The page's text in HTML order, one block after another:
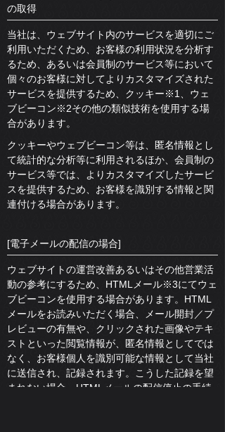
の取得
当社は、ウェブサイト内のサービスを適切にご
利用いただくため、お客様の利用状況を分析す
るため、あるいは会員制のサービス等において
個々のお客様に対してよりカスタマイズされた
サービスを提供するため、クッキー※1、ウェ
ブビーコン※2その他の類似技術を使用する場
合があります。
クッキーやウェブビーコン等は、匿名情報とし
て統計的な分析等に利用されるほか、会員制の
サービス等では、よりカスタマイズしたサービ
スを提供するため、お客様を識別する情報と関
連付ける場合があります。
[電子メールの配信の場合]
ウェブサイトの運営改善あるいはその他営業活
動の参考にするため、HTMLメール※3にてウェ
ブビーコンを使用する場合があります。HTML
メールをお読みいただく場合、メール開封／プ
レビューの有無や、クリックされた画像やテキ
ストといった閲覧情報が、匿名情報としてでは
なく、お客様個人を識別可能な情報として当社
に送信され、記録されます。こうした記録を望
まれない場合、HTMLメールの配信停止の手続